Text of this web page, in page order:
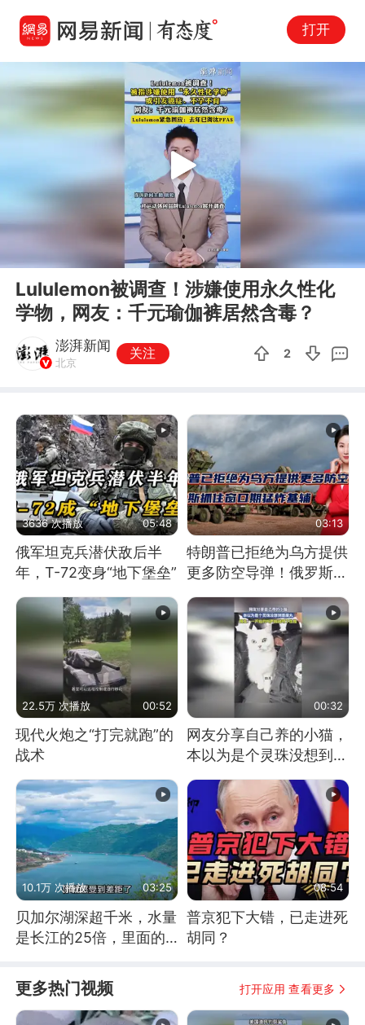
打开
Play
Lululemon被调查！涉嫌使用永久性化
学物，网友：千元瑜伽裤居然含毒？
澎湃新闻
北京
关注 2
3636 次播放 05:48
俄军坦克兵潜伏敌后半
年，T-72变身“地下堡垒”
03:13
特朗普已拒绝为乌方提供
更多防空导弹！俄罗斯抓
住窗口期猛炸基辅
22.5万 次播放 00:52
现代火炮之“打完就跑”的
战术
00:32
网友分享自己养的小猫，
本以为是个灵珠没想到是
10.1万 次播放 03:25
贝加尔湖深超千米，水量
是长江的25倍，里面的
08:54
普京犯下大错，已走进死
胡同？
更多热门视频 打开应用 查看更多